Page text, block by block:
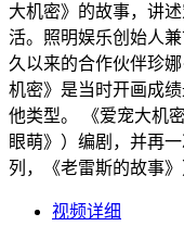
大机密》的故事，讲
活。照明娱乐创始人
久以来的合作伙伴珍
机密》是当时开画成
他类型。 《爱宠大机
眼萌》）编剧，并再
列，《老雷斯的故事》
视频详细